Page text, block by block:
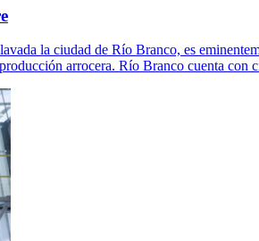
la ciudad de Río Branco, es
arrocera. Río Branco cuenta con